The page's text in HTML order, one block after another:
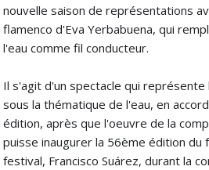
nouvelle saison de représentations
flamenco d'Eva Yerbabuena, qui
l'eau comme fil conducteur.
Il s'agit d'un spectacle qui
sous la thématique de l'eau, en
édition, après que l'oeuvre de la
puisse inaugurer la 56ème édition du
festival, Francisco Suárez, durant la